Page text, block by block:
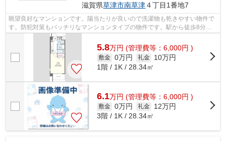
滋賀県草津市南草津４丁目1番地7
眺望良好なマンションです。陽当たりが良いので洗濯物も乾きやすい物件で
す。防犯対策もバッチリなマンションタイプの物件です。駅から徒歩8分に
立地する物件です。ハウスセゾン南草津...
5.8万円 (管理費等：6,000円 )
敷金 0万円 礼金
10万円
1階 / 1K / 28.34㎡
6.1万円 (管理費等：6,000円 )
敷金 0万円 礼金
12万円
3階 / 1K / 28.34㎡